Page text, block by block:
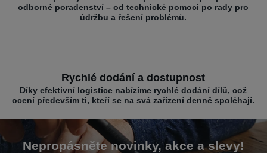
odborné poradenství – od technické pomoci po rady pro
údržbu a řešení problémů.
Rychlé dodání a dostupnost
Díky efektivní logistice nabízíme rychlé dodání dílů, což
ocení především ti, kteří se na svá zařízení denně spoléhají.
Nepropásněte novinky, akce a slevy!